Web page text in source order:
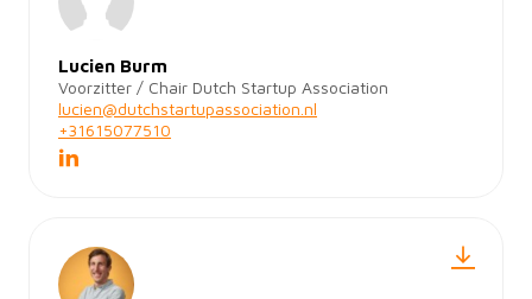
Lucien Burm
Voorzitter / Chair Dutch Startup Association
lucien@dutchstartupassociation.nl
+31615077510